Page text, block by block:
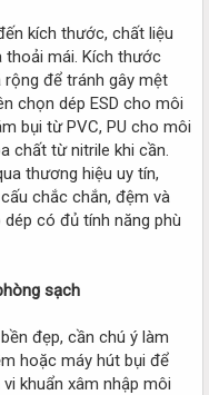
kích thước, chất liệu
thoải mái. Kích thước
rộng để tránh gây mệt
chọn dép ESD cho môi
bụi từ PVC, PU cho môi
chất từ nitrile khi cần.
thương hiệu uy tín,
chắc chắn, đệm và
có đủ tính năng phù
sạch
bền đẹp, cần chú ý làm
hoặc máy hút bụi để
khuẩn xâm nhập môi